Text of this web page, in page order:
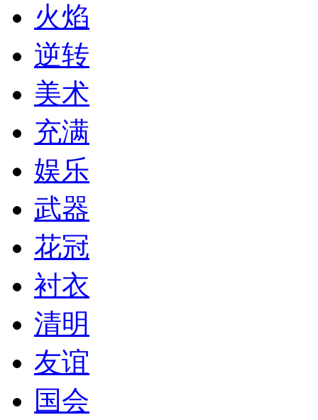
火焰
逆转
美术
充满
娱乐
武器
花冠
衬衣
清明
友谊
国会